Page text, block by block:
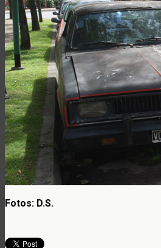
Fotos: D.S.